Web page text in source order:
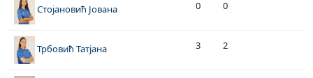
Стојановић Јована 0 0
Трбовић Татјана 3 2